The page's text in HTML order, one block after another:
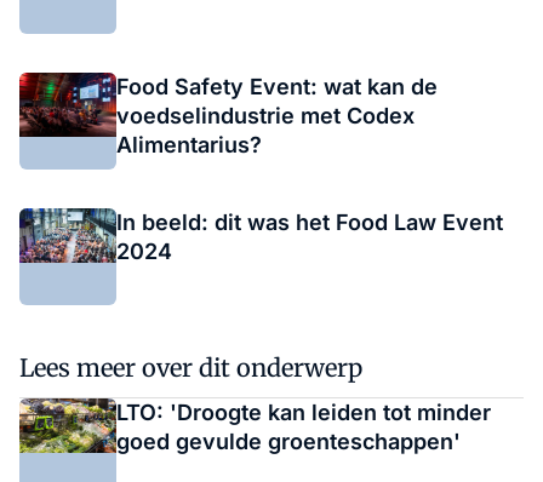
Food Safety Event: wat kan de
voedselindustrie met Codex
Alimentarius?
In beeld: dit was het Food Law Event
2024
Lees meer over dit onderwerp
LTO: 'Droogte kan leiden tot minder
goed gevulde groenteschappen'